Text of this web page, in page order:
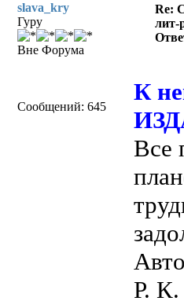
slava_kry
Гуру
Вне Форума
Сообщений: 645
Re:
лит-
К
Все
Р.